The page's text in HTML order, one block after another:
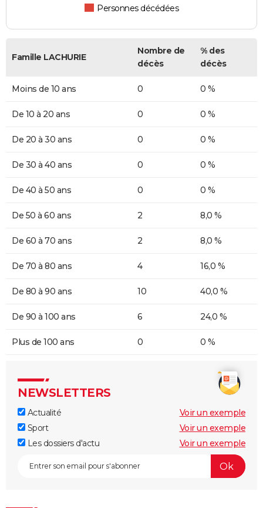
Personnes décédées
Famille LACHURIE
Nombre de
décès
% des
décès
Moins de 10 ans 0 0 %
De 10 à 20 ans 0 0 %
De 20 à 30 ans 0 0 %
De 30 à 40 ans 0 0 %
De 40 à 50 ans 0 0 %
De 50 à 60 ans 2 8,0 %
De 60 à 70 ans 2 8,0 %
De 70 à 80 ans 4 16,0 %
De 80 à 90 ans 10 40,0 %
De 90 à 100 ans 6 24,0 %
Plus de 100 ans 0 0 %
NEWSLETTERS
Actualité
Voir un exemple
Sport
Voir un exemple
Les dossiers d'actu
Voir un exemple